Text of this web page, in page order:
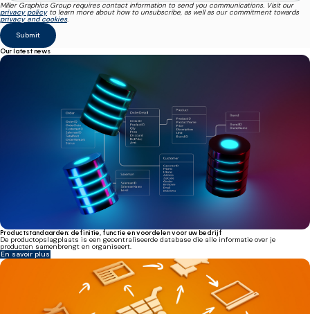
Miller Graphics Group requires contact information to send you communications. Visit our
privacy policyto learn more about how to unsubscribe, as well as our commitment towards
privacy and cookies.
Our latest news
Productstandaarden: definitie, functie en voordelen voor uw bedrijf
De productopslagplaats is een gecentraliseerde database die alle informatie over je
producten samenbrengt en organiseert.
En savoir plus